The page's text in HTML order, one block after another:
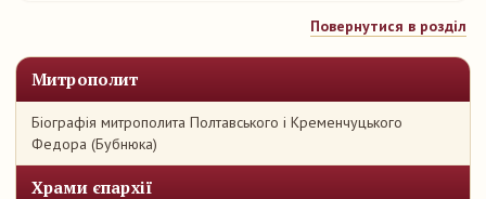
Митрополит
Біографія митрополита Полтавського і Кременчуцького
Федора (Бубнюка)
Храми єпархії
Повернутися в розділ